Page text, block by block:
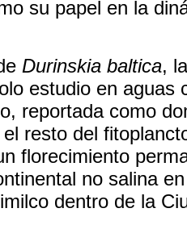
su papel en la
Durinskia baltica,
estudio en aguas
reportada como
resto del
florecimiento
no salina
dentro de la